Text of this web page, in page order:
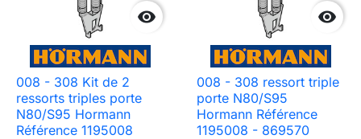

008 - 308 Kit de 2
ressorts triples porte
N80/S95 Hormann
Référence 1195008

008 - 308 ressort triple
porte N80/S95
Hormann Référence
1195008 - 869570